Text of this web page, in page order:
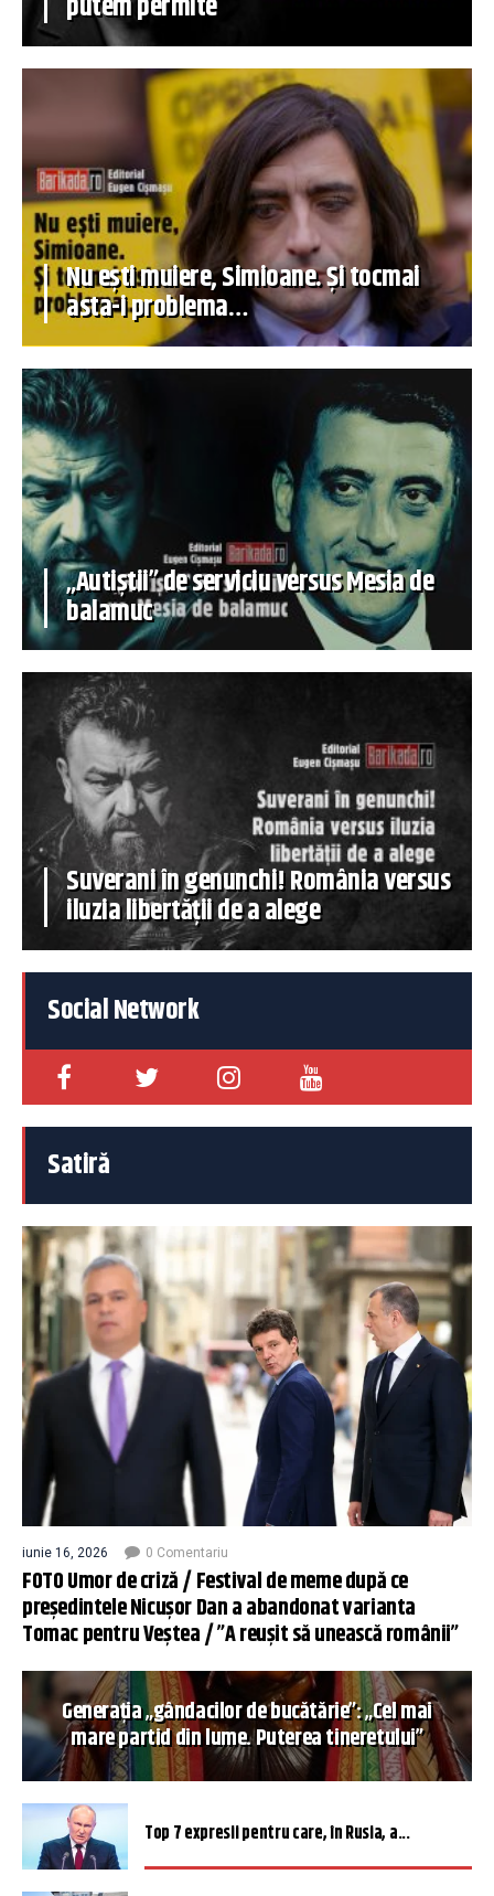
Nu ești muiere, Simioane. Și tocmai
asta-i problema…
„Autiștii” de serviciu versus Mesia de
balamuc
Suverani în genunchi! România versus
iluzia libertății de a alege
Social Network
Satiră
iunie 16, 2026 0 Comentariu
FOTO Umor de criză / Festival de meme după ce
președintele Nicușor Dan a abandonat varianta
Tomac pentru Veștea / ”A reușit să unească românii”
Generația „gândacilor de bucătărie”: „Cel mai
mare partid din lume. Puterea tineretului”
Top 7 expresii pentru care, în Rusia, a...